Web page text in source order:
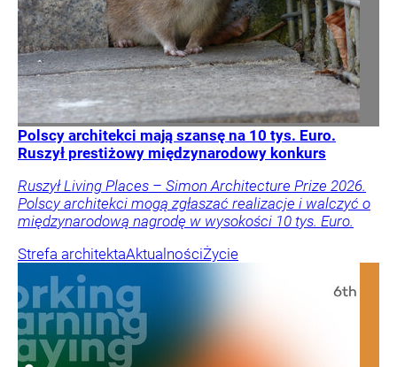
Polscy architekci mają szansę na 10 tys. Euro.
Ruszył prestiżowy międzynarodowy konkurs
Ruszył Living Places – Simon Architecture Prize 2026.
Polscy architekci mogą zgłaszać realizacje i walczyć o
międzynarodową nagrodę w wysokości 10 tys. Euro.
Strefa architektaAktualnościŻycie